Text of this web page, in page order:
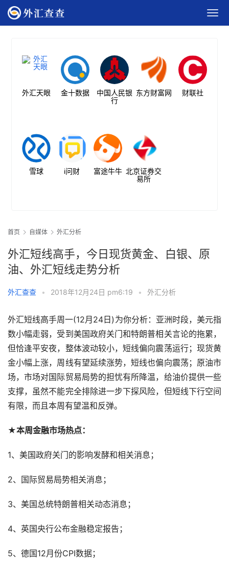
外汇天眼 金十数据
中国人民银
行
东方财富网 财联社
雪球 i问财 富途牛牛 北京证券交
易所
首页 自媒体 外汇分析
外汇短线高手，今日现货黄金、白银、原
油、外汇短线走势分析
外汇查查 • 2018年12月24日 pm6:19 • 外汇分析
外汇短线高手周一(12月24日)为你分析：亚洲时段，美元指
数小幅走弱，受到美国政府关门和特朗普相关言论的拖累，
但恰逢平安夜，整体波动较小，短线偏向震荡运行；现货黄
金小幅上涨，周线有望延续涨势，短线也偏向震荡；原油市
场，市场对国际贸易局势的担忧有所降温，给油价提供一些
支撑，虽然不能完全排除进一步下探风险，但短线下行空间
有限，而且本周有望温和反弹。
★本周金融市场热点：
1、美国政府关门的影响发酵和相关消息；
2、国际贸易局势相关消息；
3、美国总统特朗普相关动态消息；
4、英国央行公布金融稳定报告；
5、德国12月份CPI数据；